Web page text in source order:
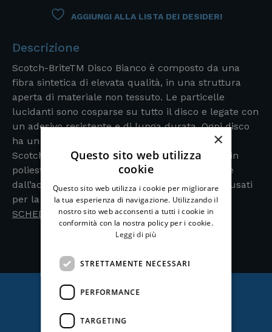
AGGIUNGI ALLA LISTA DEI DESIDERI
Descrizione
Scotch-BriteTM Disco Bianco è composto da una
fibra sintetica di elevata qualità, in una struttura
aperta di materiale non tessuto. Le particelle
lucidanti sono cosparse su tutto il disco e legate con
un adesivo resistente e di lunga durata. Ogni disco
ha un foro pretagliato al centro.
Scotch-Brite Disco Bianco è costituito da fibre in
poliestere e adesivo sintetico. Non è intaccabile
dall’acqua, detergenti e pulitori normalmente usati
per la manutenzione dei pavimenti.
SCHEDA TECNICA
Ti potrebbe anche
×
Questo sito web utilizza
cookie
Questo sito web utilizza i cookie per migliorare
la tua esperienza di navigazione. Utilizzando il
nostro sito web acconsenti a tutti i cookie in
conformità con la nostra policy per i cookie.
Leggi di più
STRETTAMENTE NECESSARI
PERFORMANCE
TARGETING